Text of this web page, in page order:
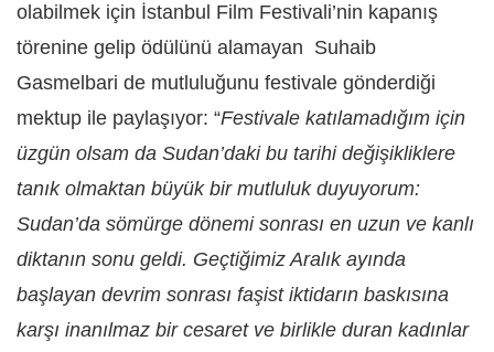
olabilmek için İstanbul Film Festivali’nin kapanış
törenine gelip ödülünü alamayan Suhaib
Gasmelbari de mutluluğunu festivale gönderdiği
mektup ile paylaşıyor: “Festivale katılamadığım için
üzgün olsam da Sudan’daki bu tarihi değişikliklere
tanık olmaktan büyük bir mutluluk duyuyorum:
Sudan’da sömürge dönemi sonrası en uzun ve kanlı
diktanın sonu geldi. Geçtiğimiz Aralık ayında
başlayan devrim sonrası faşist iktidarın baskısına
karşı inanılmaz bir cesaret ve birlikle duran kadınlar